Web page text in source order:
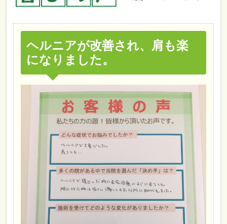
ヘルニアが改善され、肩も楽
になりました。